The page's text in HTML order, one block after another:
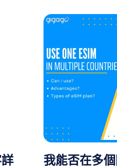
SIM 卡的數位版本
片不同，它以數位
掃描簡單的 QR 碼
機和平板電腦現已
即可輕鬆轉換電信
時啟用當地數據方
星、Google Pixel
跨裝置共享？ 否。
我能否在多